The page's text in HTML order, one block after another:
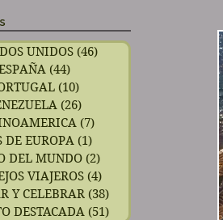
UNIDOS (46) 46 entradas
(44)44 entradas
(10)10 entradas
(26)
(7)7 entradas
DE EUROPA (1)
DEL MUNDO (2)
VIAJEROS (4)
Y CELEBRAR (38)38 entradas
DESTACADA (51)